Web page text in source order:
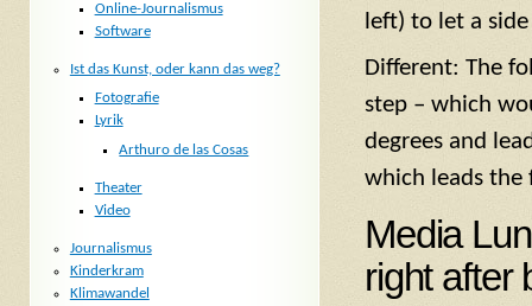
left) to let a
Different: The
step – which
degrees and
which leads
Media
right after
Online-Journalismus
Software
Ist das Kunst, oder kann das weg?
Fotografie
Lyrik
Arthuro de las Cosas
Theater
Video
Journalismus
Kinderkram
Klimawandel